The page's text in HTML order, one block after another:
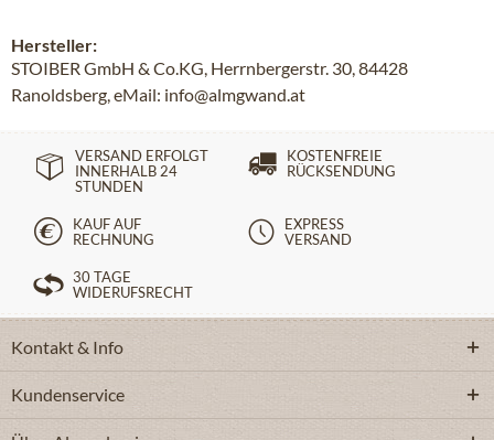
Hersteller:
STOIBER GmbH & Co.KG, Herrnbergerstr. 30, 84428
Ranoldsberg, eMail: info@almgwand.at
VERSAND ERFOLGT
INNERHALB 24
STUNDEN
KOSTENFREIE
RÜCKSENDUNG
KAUF AUF
RECHNUNG
EXPRESS
VERSAND
30 TAGE
WIDERUFSRECHT
Kontakt & Info
Kundenservice